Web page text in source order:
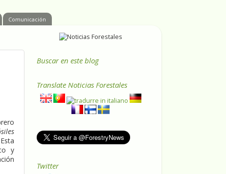
Comunicación
y
Buscar en este blog
Translate Noticias Forestales
Twitter